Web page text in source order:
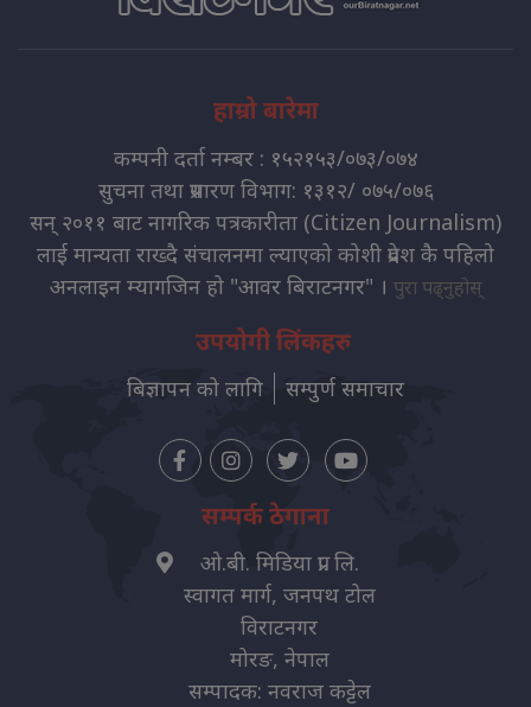
हाम्रो बारेमा
कम्पनी दर्ता नम्बर : १५२१५३/०७३/०७४
सुचना तथा प्रसारण विभाग: १३१२/ ०७५/०७६
सन् २०११ बाट नागरिक पत्रकारीता (Citizen Journalism)
लाई मान्यता राख्दै संचालनमा ल्याएको कोशी प्रदेश कै पहिलो
अनलाइन म्यागजिन हो "आवर बिराटनगर" । पुरा पढ्नुहोस्
उपयोगी लिंकहरु
बिज्ञापन को लागि सम्पुर्ण समाचार
सम्पर्क ठेगाना
ओ.बी. मिडिया प्रा. लि.
स्वागत मार्ग, जनपथ टोल
विराटनगर
मोरङ, नेपाल
सम्पादक: नवराज कट्टेल